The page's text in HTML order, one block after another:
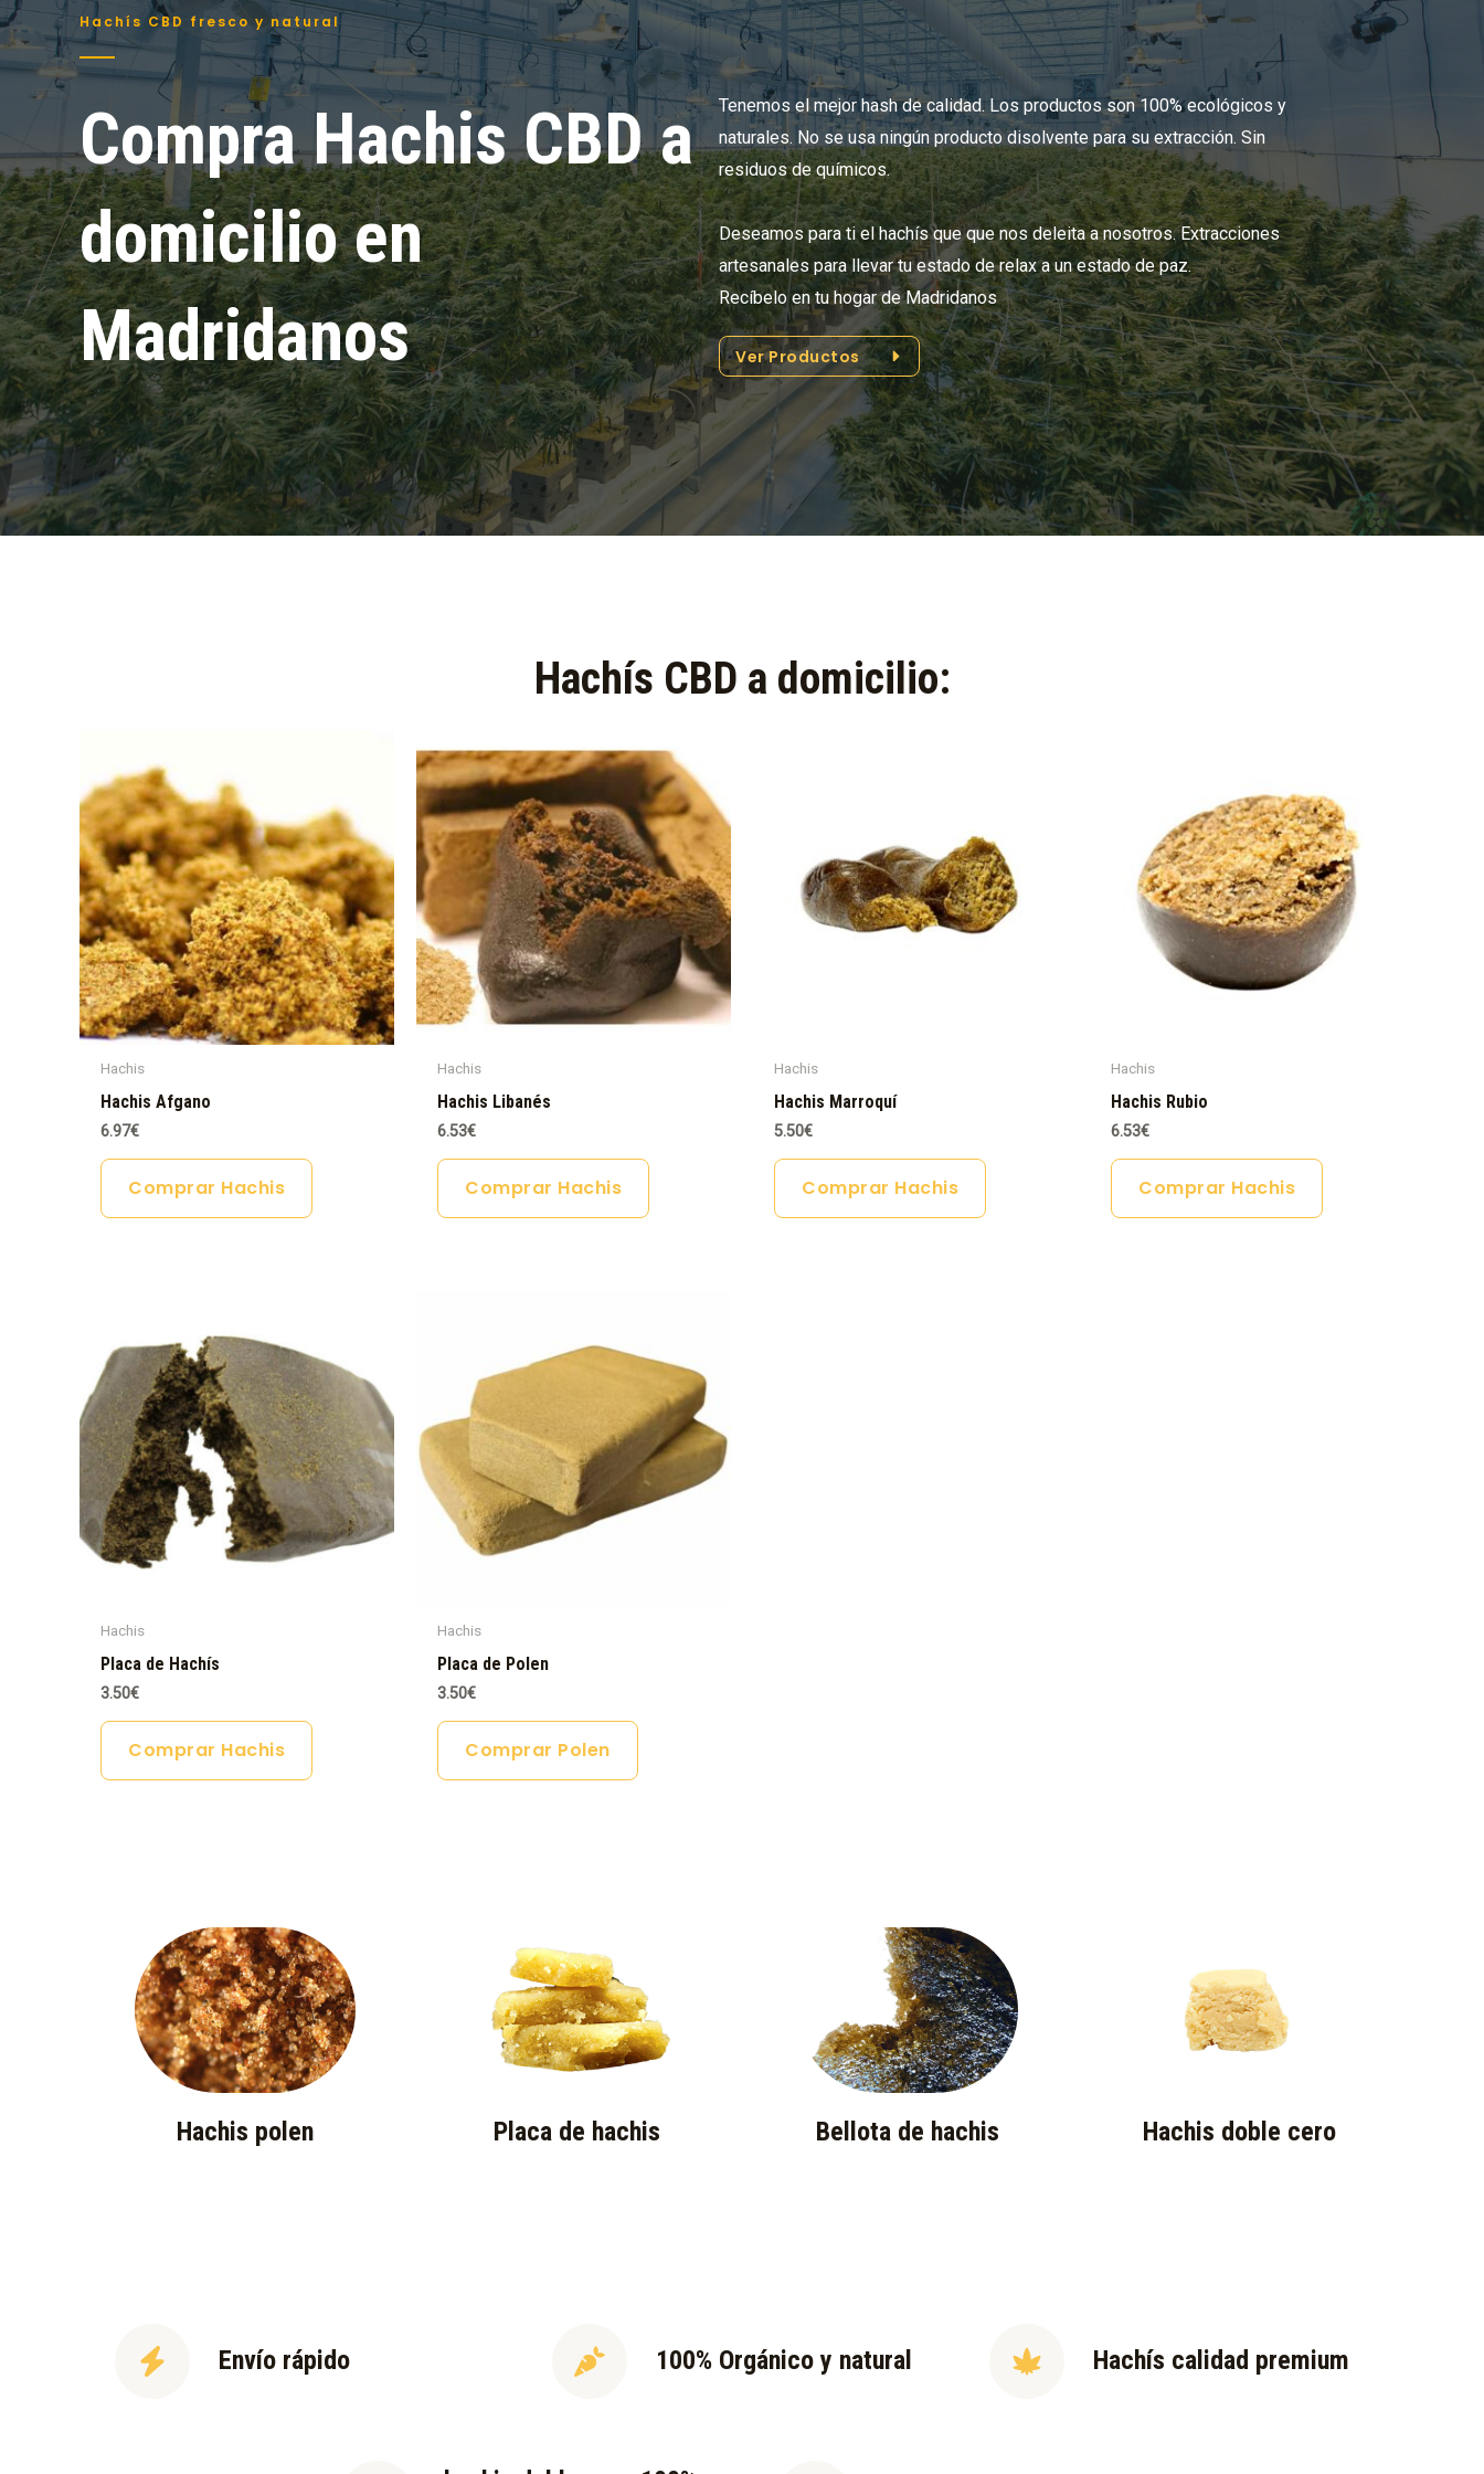
Hachís CBD fresco y natural
Compra Hachis CBD a
domicilio en
Madridanos
Tenemos el mejor hash de calidad. Los productos son 100% ecológicos y
naturales. No se usa ningún producto disolvente para su extracción. Sin
residuos de químicos.
Deseamos para ti el hachís que que nos deleita a nosotros. Extracciones
artesanales para llevar tu estado de relax a un estado de paz.
Recíbelo en tu hogar de Madridanos
Ver Productos
Hachís CBD a domicilio:​
Hachis
Hachis Afgano
6.97€
Comprar Hachis
Hachis
Hachis Libanés
6.53€
Comprar Hachis
Hachis
Hachis Marroquí
5.50€
Comprar Hachis
Hachis
Hachis Rubio
6.53€
Comprar Hachis
Hachis
Placa de Hachís
3.50€
Comprar Hachis
Hachis
Placa de Polen
3.50€
Comprar Polen
Hachis polen Placa de hachis Bellota de hachis Hachis doble cero
Envío rápido 100% Orgánico y natural Hachís calidad premium